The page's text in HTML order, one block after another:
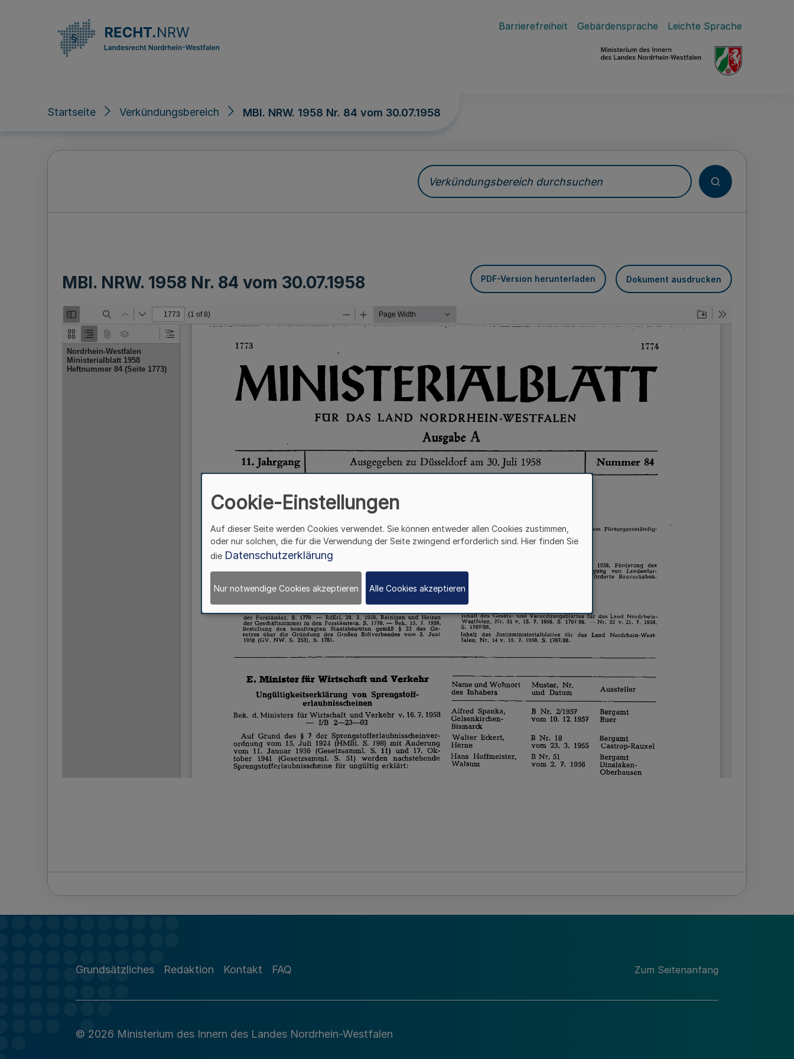
Barrierefreiheit Gebärdensprache Leichte Sprache
Startseite Verkündungsbereich MBl. NRW. 1958 Nr. 84 vom 30.07.1958
Verkündungsbereich durchsuchen
MBl. NRW. 1958 Nr. 84 vom 30.07.1958 PDF-Version herunterladen Dokument ausdrucken
Grundsätzliches Redaktion Kontakt FAQ Zum Seitenanfang
© 2026 Ministerium des Innern des Landes Nordrhein-Westfalen
Cookie-Einstellungen
Auf dieser Seite werden Cookies verwendet. Sie können entweder allen Cookies zustimmen,
oder nur solchen, die für die Verwendung der Seite zwingend erforderlich sind. Hier finden Sie
die Datenschutzerklärung
Nur notwendige Cookies akzeptieren Alle Cookies akzeptieren